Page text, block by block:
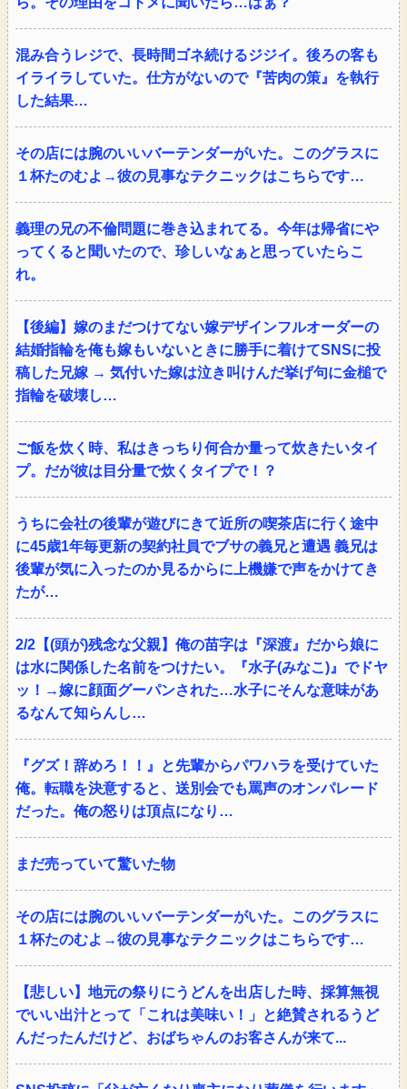
混み合うレジで、長時間ゴネ続けるジジイ。後ろの客も
イライラしていた。仕方がないので『苦肉の策』を執行
した結果…
その店には腕のいいバーテンダーがいた。このグラスに
１杯たのむよ→彼の見事なテクニックはこちらです…
義理の兄の不倫問題に巻き込まれてる。今年は帰省にや
ってくると聞いたので、珍しいなぁと思っていたらこ
れ。
【後編】嫁のまだつけてない嫁デザインフルオーダーの
結婚指輪を俺も嫁もいないときに勝手に着けてSNSに投
稿した兄嫁 → 気付いた嫁は泣き叫けんだ挙げ句に金槌で
指輪を破壊し…
ご飯を炊く時、私はきっちり何合か量って炊きたいタイ
プ。だが彼は目分量で炊くタイプで！？
うちに会社の後輩が遊びにきて近所の喫茶店に行く途中
に45歳1年毎更新の契約社員でブサの義兄と遭遇 義兄は
後輩が気に入ったのか見るからに上機嫌で声をかけてき
たが…
2/2【(頭が)残念な父親】俺の苗字は『深渡』だから娘に
は水に関係した名前をつけたい。『水子(みなこ)』でドヤ
ッ！→嫁に顔面グーパンされた…水子にそんな意味があ
るなんて知らんし…
『グズ！辞めろ！！』と先輩からパワハラを受けていた
俺。転職を決意すると、送別会でも罵声のオンパレード
だった。俺の怒りは頂点になり…
まだ売っていて驚いた物
その店には腕のいいバーテンダーがいた。このグラスに
１杯たのむよ→彼の見事なテクニックはこちらです…
【悲しい】地元の祭りにうどんを出店した時、採算無視
でいい出汁とって「これは美味い！」と絶賛されるうど
んだったんだけど、おばちゃんのお客さんが来て...